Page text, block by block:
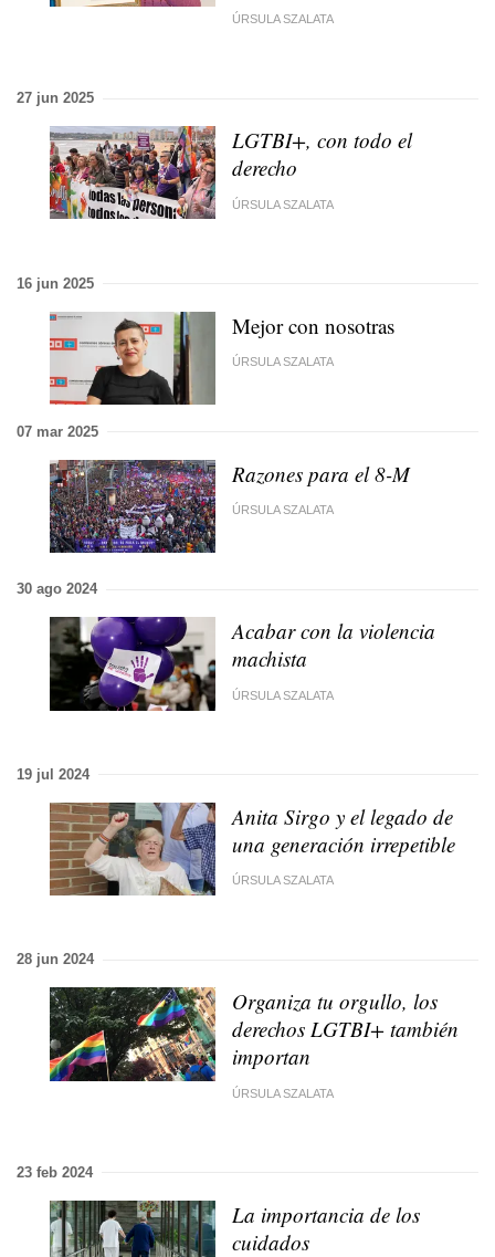
ÚRSULA SZALATA
27 jun 2025
LGTBI+, con todo el
derecho
ÚRSULA SZALATA
16 jun 2025
Mejor con nosotras
ÚRSULA SZALATA
07 mar 2025
Razones para el 8-M
ÚRSULA SZALATA
30 ago 2024
Acabar con la violencia
machista
ÚRSULA SZALATA
19 jul 2024
Anita Sirgo y el legado de
una generación irrepetible
ÚRSULA SZALATA
28 jun 2024
Organiza tu orgullo, los
derechos LGTBI+ también
importan
ÚRSULA SZALATA
23 feb 2024
La importancia de los
cuidados